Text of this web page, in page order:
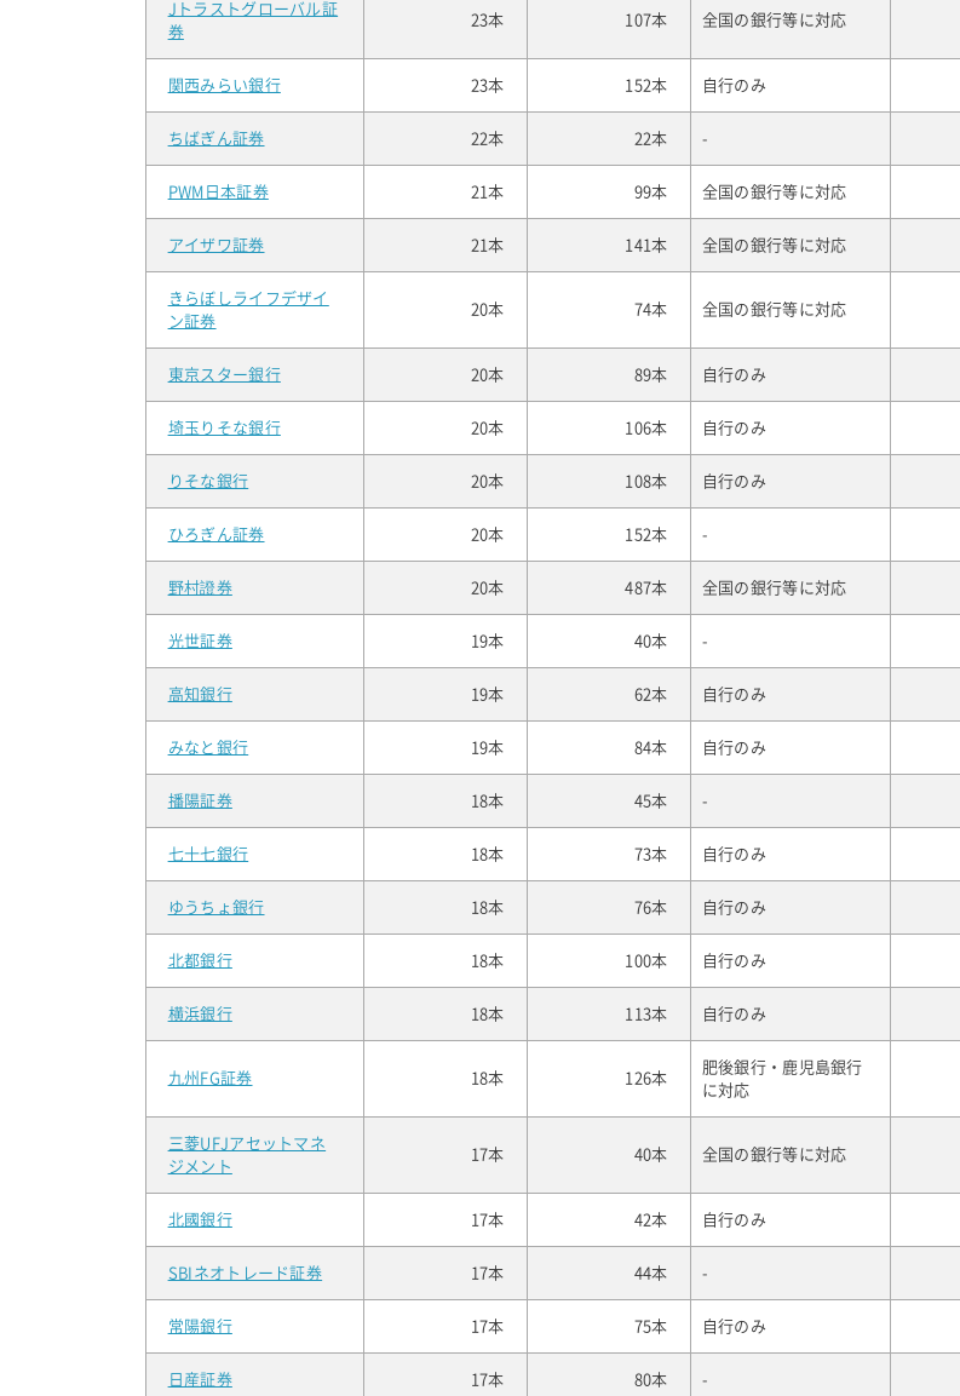
Jトラストグローバル証
券
23本 107本 全国の銀行等に対応
関西みらい銀行 23本 152本 自行のみ
ちばぎん証券 22本 22本 -
PWM日本証券 21本 99本 全国の銀行等に対応
アイザワ証券 21本 141本 全国の銀行等に対応
きらぼしライフデザイ
ン証券
20本 74本 全国の銀行等に対応
東京スター銀行 20本 89本 自行のみ
埼玉りそな銀行 20本 106本 自行のみ
りそな銀行 20本 108本 自行のみ
ひろぎん証券 20本 152本 -
野村證券 20本 487本 全国の銀行等に対応
光世証券 19本 40本 -
高知銀行 19本 62本 自行のみ
みなと銀行 19本 84本 自行のみ
播陽証券 18本 45本 -
七十七銀行 18本 73本 自行のみ
ゆうちょ銀行 18本 76本 自行のみ
北都銀行 18本 100本 自行のみ
横浜銀行 18本 113本 自行のみ
九州FG証券 18本 126本
肥後銀行・鹿児島銀行
に対応
三菱UFJアセットマネ
ジメント
17本 40本 全国の銀行等に対応
北國銀行 17本 42本 自行のみ
SBIネオトレード証券 17本 44本 -
常陽銀行 17本 75本 自行のみ
日産証券 17本 80本 -